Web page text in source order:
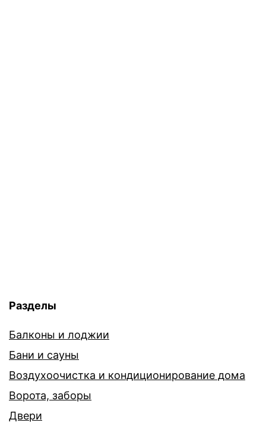
Разделы
Балконы и лоджии
Бани и сауны
Воздухоочистка и кондиционирование дома
Ворота, заборы
Двери